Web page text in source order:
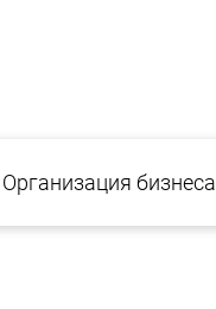
Организация бизнеса